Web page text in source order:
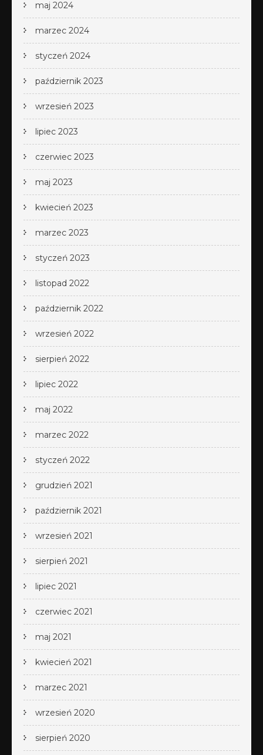
maj 2024
marzec 2024
styczeń 2024
październik 2023
wrzesień 2023
lipiec 2023
czerwiec 2023
maj 2023
kwiecień 2023
marzec 2023
styczeń 2023
listopad 2022
październik 2022
wrzesień 2022
sierpień 2022
lipiec 2022
maj 2022
marzec 2022
styczeń 2022
grudzień 2021
październik 2021
wrzesień 2021
sierpień 2021
lipiec 2021
czerwiec 2021
maj 2021
kwiecień 2021
marzec 2021
wrzesień 2020
sierpień 2020